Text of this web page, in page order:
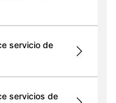
servicio de
servicios de